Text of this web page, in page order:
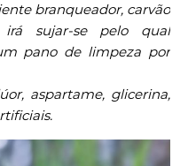
branqueador, carvão
sujar-se pelo qual
pano de limpeza por
aspartame, glicerina,